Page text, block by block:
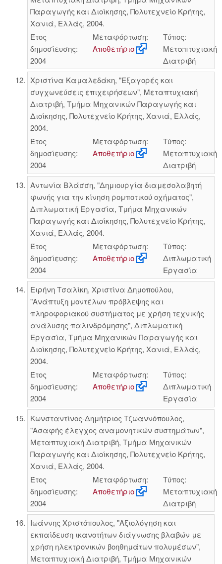
Παραγωγής και Διοίκησης, Πολυτεχνείο Κρήτης,
Χανιά, Ελλάς, 2004.
Έτος
δημοσίευσης:
2004
Μεταφόρτωση:
Αποθετήριο
Τύπος:
Μεταπτυχιακή
Διατριβή
Χριστίνα Καμαλεδάκη, "Εξαγορές και
συγχωνεύσεις επιχειρήσεων", Μεταπτυχιακή
Διατριβή, Τμήμα Μηχανικών Παραγωγής και
Διοίκησης, Πολυτεχνείο Κρήτης, Χανιά, Ελλάς,
2004.
Έτος
δημοσίευσης:
2004
Μεταφόρτωση:
Αποθετήριο
Τύπος:
Μεταπτυχιακή
Διατριβή
Αντωνία Βλάσση, "Δημιουργία διαμεσολαβητή
φωνής για την κίνηση ρομποτικού οχήματος",
Διπλωματική Εργασία, Τμήμα Μηχανικών
Παραγωγής και Διοίκησης, Πολυτεχνείο Κρήτης,
Χανιά, Ελλάς, 2004.
Έτος
δημοσίευσης:
2004
Μεταφόρτωση:
Αποθετήριο
Τύπος:
Διπλωματική
Εργασία
Ειρήνη Τσαλίκη, Χριστίνα Δημοπούλου,
"Ανάπτυξη μοντέλων πρόβλεψης και
πληροφοριακού συστήματος με χρήση τεχνικής
ανάλυσης παλινδρόμησης", Διπλωματική
Εργασία, Τμήμα Μηχανικών Παραγωγής και
Διοίκησης, Πολυτεχνείο Κρήτης, Χανιά, Ελλάς,
2004.
Έτος
δημοσίευσης:
2004
Μεταφόρτωση:
Αποθετήριο
Τύπος:
Διπλωματική
Εργασία
Κωνσταντίνος-Δημήτριος Τζωαννόπουλος,
"Ασαφής έλεγχος αναμονητικών συστημάτων",
Μεταπτυχιακή Διατριβή, Τμήμα Μηχανικών
Παραγωγής και Διοίκησης, Πολυτεχνείο Κρήτης,
Χανιά, Ελλάς, 2004.
Έτος
δημοσίευσης:
2004
Μεταφόρτωση:
Αποθετήριο
Τύπος:
Μεταπτυχιακή
Διατριβή
Ιωάννης Χριστόπουλος, "Αξιολόγηση και
εκπαίδευση ικανοτήτων διάγνωσης βλαβών με
χρήση ηλεκτρονικών βοηθημάτων πολυμέσων",
Μεταπτυχιακή Διατριβή, Τμήμα Μηχανικών